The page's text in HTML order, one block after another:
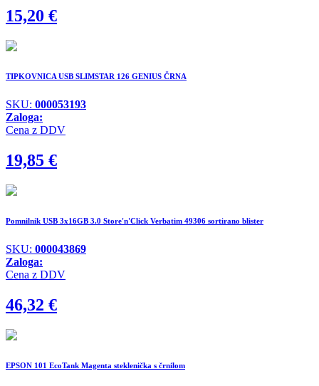
15,20 €
TIPKOVNICA USB SLIMSTAR 126 GENIUS ČRNA
SKU: 000053193
Zaloga:
Cena z DDV
19,85 €
Pomnilnik USB 3x16GB 3.0 Store'n'Click Verbatim 49306 sortirano blister
SKU: 000043869
Zaloga:
Cena z DDV
46,32 €
EPSON 101 EcoTank Magenta steklenička s črnilom